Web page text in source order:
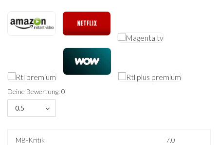
Deine Bewertung: 0
0.5
MB-Kritik 7.0